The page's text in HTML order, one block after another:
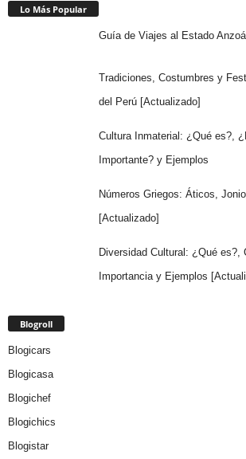
Lo Más Popular
Guía de Viajes al Estado
Tradiciones, Costumbres y
del Perú [Actualizado]
Cultura Inmaterial: ¿Qué es?,
Importante? y Ejemplos
Números Griegos: Áticos,
[Actualizado]
Diversidad Cultural: ¿Qué es?,
Importancia y Ejemplos
Blogroll
Blogicars
Blogicasa
Blogichef
Blogichics
Blogistar